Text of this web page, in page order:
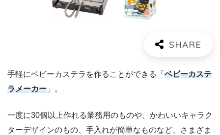
手軽にベビーカステラを作ることができる「 ベビーカステ
ラメーカー 」。
一度に30個以上作れる業務用のものや、かわいいキャラク
ターデザインのもの、手入れが簡単なものなど、さまざま